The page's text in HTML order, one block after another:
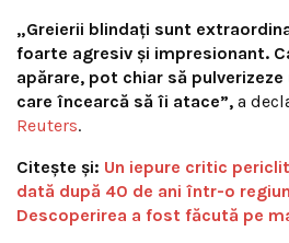
„Greierii blindați sunt
foarte agresiv și impresionant.
apărare, pot chiar să
care încearcă să îi atace”, a
Reuters.
Citește și: Un iepure critic
dată după 40 de ani într-o
Descoperirea a fost făcută pe